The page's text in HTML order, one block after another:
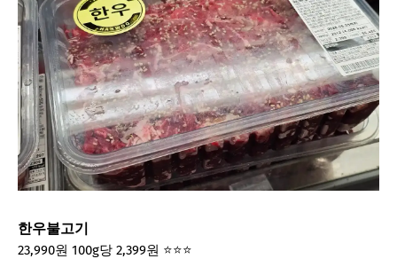
한우불고기
23,990원 100g당 2,399원 ⭐⭐⭐